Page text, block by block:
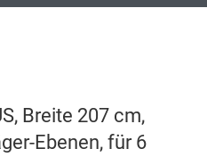
Breite 207 cm,
Ebenen, für 6